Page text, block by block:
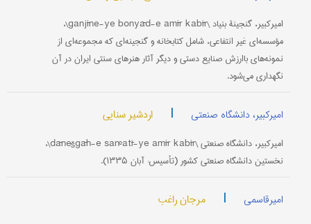
امیرکبیر، گنجینۀ بنیاد \ganjīne-ye bonyād-e amīr kabīr\،
مؤسسه‌ای غیر انتفاعی، شامل کتابخانه و گنجینه‌ای که مجموعه‌ای از
نمونه‌های باارزش صنایع دستی و دیگر آثار هنرهای سنتی ایران در آن
نگهداری می‌شود.
امیرکبیر، دانشگاه صنعتی | اردشیر سنایی
امیرکبیر، دانشگاه صنعتی \dānešgāh-e sanºatī-ye amīr kabīr\،
نخستین دانشگاه صنعتی کشور (تأسیس: آبان ۱۳۳۵).
امیرقاسمی | مرجان راغب